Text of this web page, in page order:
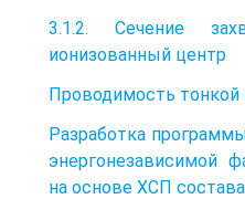
3.1.2. Сечение
ионизованный центр
Проводимость тонкой
Разработка
энергонезависимой
на основе ХСП